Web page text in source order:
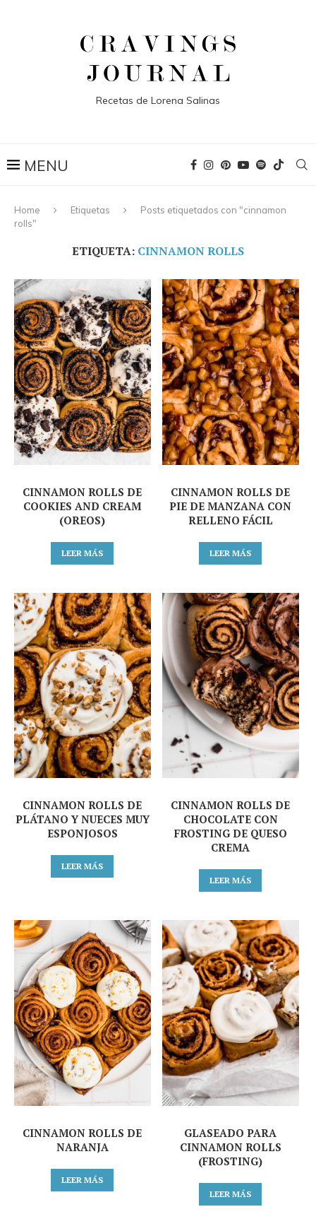
Recetas de Lorena Salinas
Home Etiquetas
Posts etiquetados con "cinnamon
rolls"
ETIQUETA: CINNAMON ROLLS
CINNAMON ROLLS DE
COOKIES AND CREAM
(OREOS)
LEER MÁS
CINNAMON ROLLS DE
PIE DE MANZANA CON
RELLENO FÁCIL
LEER MÁS
CINNAMON ROLLS DE
PLÁTANO Y NUECES MUY
ESPONJOSOS
LEER MÁS
CINNAMON ROLLS DE
CHOCOLATE CON
FROSTING DE QUESO
CREMA
LEER MÁS
CINNAMON ROLLS DE
NARANJA
LEER MÁS
GLASEADO PARA
CINNAMON ROLLS
(FROSTING)
LEER MÁS